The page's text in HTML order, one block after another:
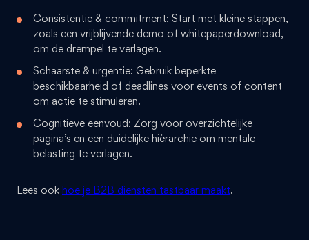
Consistentie & commitment: Start met kleine stappen,
zoals een vrijblijvende demo of whitepaperdownload,
om de drempel te verlagen.
Schaarste & urgentie: Gebruik beperkte
beschikbaarheid of deadlines voor events of content
om actie te stimuleren.
Cognitieve eenvoud: Zorg voor overzichtelijke
pagina’s en een duidelijke hiërarchie om mentale
belasting te verlagen.
Lees ook hoe je B2B diensten tastbaar maakt.